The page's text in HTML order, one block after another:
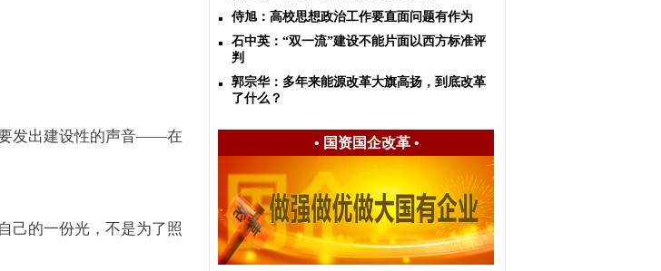
发出建设性的声音——在
己的一份光，不是为了照
侍旭：高校思想政治工作要直面问题有作为
石中英：“双一流”建设不能片面以西方标准评
判
郭宗华：多年来能源改革大旗高扬，到底改革
了什么？
• 国资国企改革•